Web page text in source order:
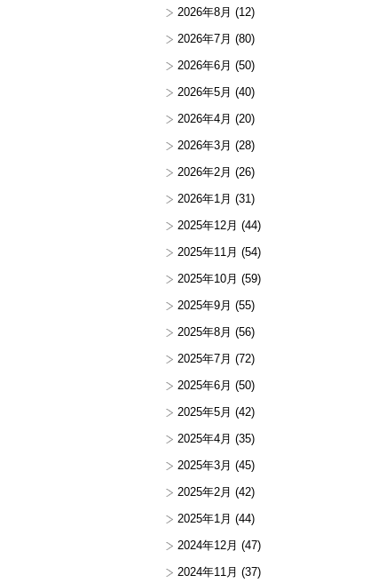
2026年8月 (12)
2026年7月 (80)
2026年6月 (50)
2026年5月 (40)
2026年4月 (20)
2026年3月 (28)
2026年2月 (26)
2026年1月 (31)
2025年12月 (44)
2025年11月 (54)
2025年10月 (59)
2025年9月 (55)
2025年8月 (56)
2025年7月 (72)
2025年6月 (50)
2025年5月 (42)
2025年4月 (35)
2025年3月 (45)
2025年2月 (42)
2025年1月 (44)
2024年12月 (47)
2024年11月 (37)